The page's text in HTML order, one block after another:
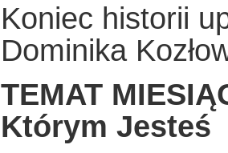
Koniec historii
Dominika
TEMAT
Którym Jesteś